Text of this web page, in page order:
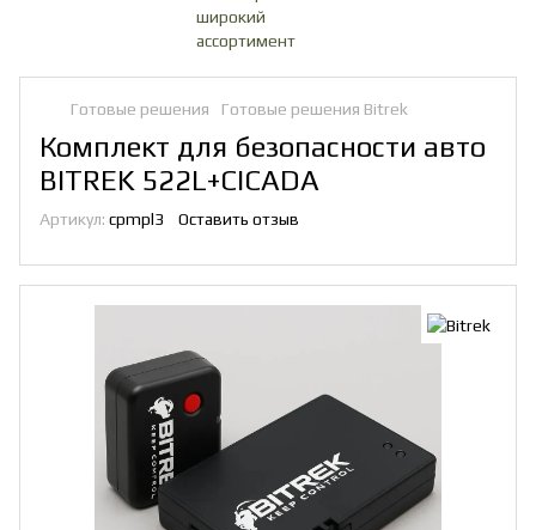
Готовые решения Готовые решения Bitrek
Комплект для безопасности авто
BITREK 522L+CICADA
Артикул: cpmpl3 Оставить отзыв